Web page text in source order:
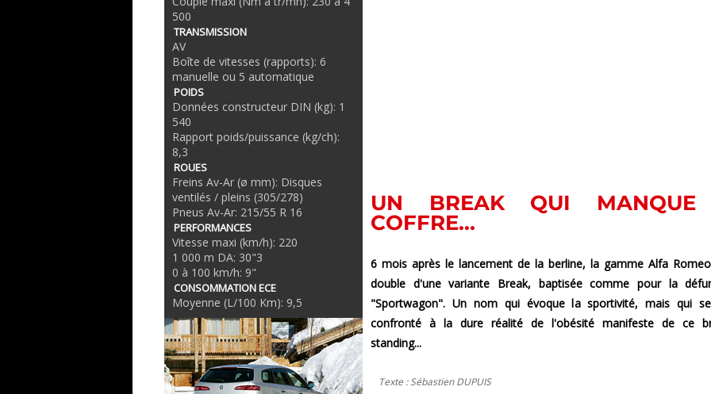
500
TRANSMISSION
AV
Boîte de vitesses (rapports): 6
manuelle ou 5 automatique
POIDS
Données constructeur DIN (kg): 1
540
Rapport poids/puissance (kg/ch):
8,3
ROUES
Freins Av-Ar (ø mm): Disques
ventilés / pleins (305/278)
Pneus Av-Ar: 215/55 R 16
PERFORMANCES
Vitesse maxi (km/h): 220
1 000 m DA: 30"3
0 à 100 km/h: 9"
CONSOMMATION ECE
Moyenne (L/100 Km): 9,5
UN BREAK QUI MANQUE
COFFRE...
6 mois après le lancement de la berline, la gamme Alfa
double d'une variante Break, baptisée comme pour la
"Sportwagon". Un nom qui évoque la sportivité, mais qui
confronté à la dure réalité de l'obésité manifeste de ce
standing...
Texte : Sébastien DUPUIS